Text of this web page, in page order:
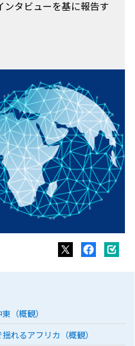
ンタビューを基に報告す
（概観）
れるアフリカ（概観）